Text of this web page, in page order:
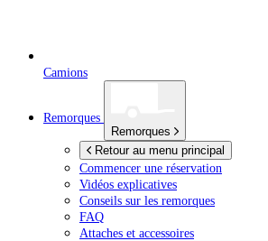
Camions
Remorques
Remorques
Retour au menu principal
Commencer une réservation
Vidéos explicatives
Conseils sur les remorques
FAQ
Attaches et accessoires